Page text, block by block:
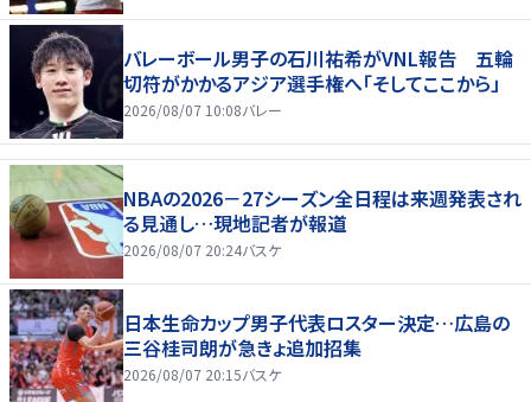
バレーボール男子の石川祐希がVNL報告 五輪
切符がかかるアジア選手権へ「そしてここから」
2026/08/07 10:08バレー
NBAの2026－27シーズン全日程は来週発表され
る見通し…現地記者が報道
2026/08/07 20:24バスケ
日本生命カップ男子代表ロスター決定…広島の
三谷桂司朗が急きょ追加招集
2026/08/07 20:15バスケ